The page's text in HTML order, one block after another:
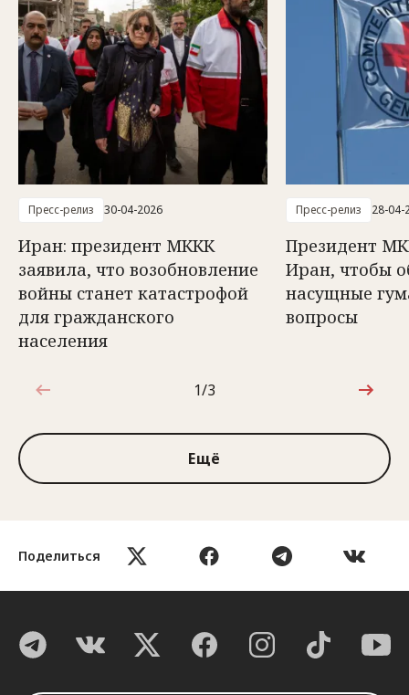
Поделиться
Пресс-релиз 30-04-2026
Иран: президент МККК
заявила, что возобновление
войны станет катастрофой
для гражданского
населения
Пресс-релиз 28-04-
Президент
Иран, чтобы
насущные
вопросы
1 из 3
1/3
Ещё